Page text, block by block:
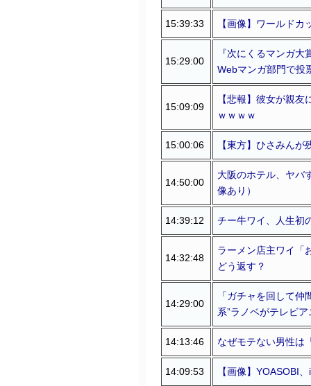
15:39:33 【画像】ワールド
15:29:00
『次にくるマンガ
Webマンガ部門で投
15:09:09
【悲報】彼女が親
ｗｗｗｗ
15:00:06 【東方】ひさみん
14:50:00
大阪のホテル、ヤバ
像あり）
14:39:12 チー牛ワイ、人生初
14:32:48
ラーメン店主ワイ「
どう返す？
14:29:00
「ガチャを回して
系”ラノベがテレビ
14:13:46 なぜモテない男性は
14:09:53 【画像】YOASOBI